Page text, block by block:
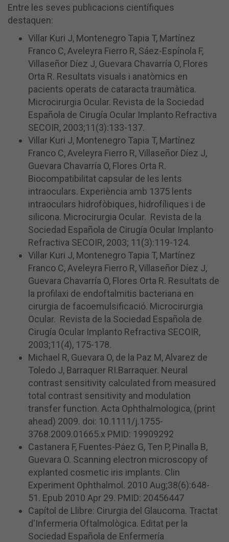
Entre les seves publicacions científiques
destaquen:
Villar Kuri J, Montenegro Tapia T, Martínez
Franco C, Aveleyra Fierro R, Sáez-Espínola F,
Villaseñor Díez J, Guevara Chavarría O, Flores
Orta R. Resultats visuals i anatòmics en
pacients operats de cataracta traumàtica.
Microcirurgia Ocular. Revista de la Sociedad
Española de Cirugía Ocular Implanto Refractiva
SECOIR, 2003;11(3):133-137.
Villar Kuri J, Montenegro Tapia T, Martínez
Franco C, Aveleyra Fierro R, Villaseñor Díez J,
Guevara Chavarría O, Flores Orta R.
Biocompatibilitat capsular de les lents
intraoculars. Experiència amb 1375 lents
intraoculars hidrofòbiques, hidrofíliques i de
silicona. Microcirurgia Ocular. Revista de la
Sociedad Española de Cirugía Ocular Implanto
Refractiva SECOIR, 2003; 11(3):119-124.
Villar Kuri J, Montenegro Tapia T, Martínez
Franco C, Aveleyra Fierro R, Villaseñor Díez J,
Guevara Chavarría O, Flores Orta R. Resultats de
la profilaxi de endoftalmitis bacteriana en
cirurgia de facoemulsificació. Microcirurgia
Ocular. Revista de la Sociedad Española de
Cirugía Ocular Implanto Refractiva SECOIR,
2003;11(4), 175-178.
Michael R, Guevara O, de la Paz M, Alvarez de
Toledo J, Barraquer RI.Barraquer. Neural
contrast sensitivity calculated from measured
total contrast sensitivity and modulation
transfer function. Acta Ophthalmologica, (print
ahead) 2009. doi: 10.1111/j.1755-
3768.2009.01665.x PMID: 19909292
Castanera F, Fuentes-Páez G, Ten P, Pinalla B,
Guevara O. Scanning electron microscopy of
explanted cosmetic iris implants. Clin
Experiment Ophthalmol. 2010 Aug;38(6):648-
51. Epub 2010 Apr 29. PMID: 20456447
Capítol de Llibre: Cirurgia del Glaucoma. Tractat
d'Infermeria Oftalmològica. Editat per la
Sociedad Española de Enfermería